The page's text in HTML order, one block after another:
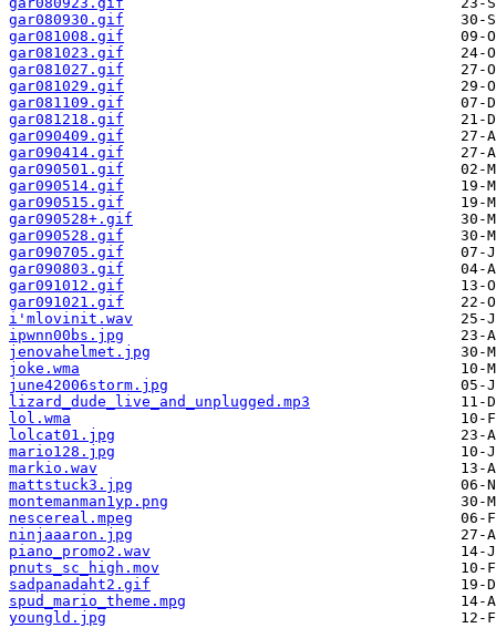
gar080930.gif
gar081008.gif
gar081023.gif
gar081027.gif
gar081029.gif
gar081109.gif
gar081218.gif
gar090409.gif
gar090414.gif
gar090501.gif
gar090514.gif
gar090515.gif
gar090528+.gif
gar090528.gif
gar090705.gif
gar090803.gif
gar091012.gif
gar091021.gif
i'mlovinit.wav
ipwnn00bs.jpg
jenovahelmet.jpg
joke.wma
june42006storm.jpg
lizard_dude_live_and_unplugged.mp3
lol.wma
lolcat01.jpg
mario128.jpg
markio.wav
mattstuck3.jpg
montemanman1yp.png
nescereal.mpeg
ninjaaaron.jpg
piano_promo2.wav
pnuts_sc_high.mov
sadpanadaht2.gif
spud_mario_theme.mpg
youngld.jpg